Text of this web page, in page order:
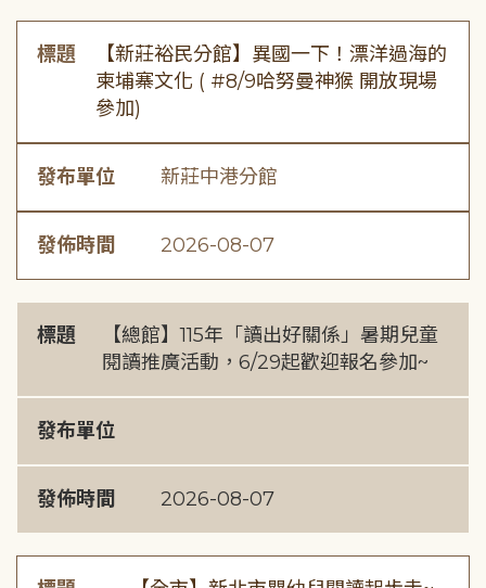
標題
【新莊裕民分館】異國一下！漂洋過海的
柬埔寨文化 ( #8/9哈努曼神猴 開放現場
參加)
發布單位 新莊中港分館
發佈時間 2026-08-07
標題
【總館】115年「讀出好關係」暑期兒童
閱讀推廣活動，6/29起歡迎報名參加~
發布單位
發佈時間 2026-08-07